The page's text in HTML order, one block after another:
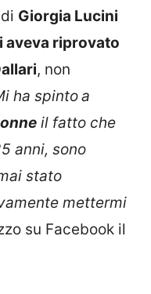
Giorgia Lucini
aveva riprovato
, non
ha spintoa
il fatto che
anni, sono
stato
mettermi
su Facebook il